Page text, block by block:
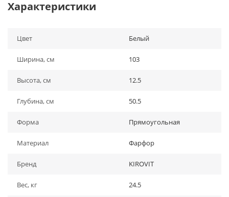
Характеристики
Цвет Белый
Ширина, см 103
Высота, см 12.5
Глубина, см 50.5
Форма Прямоугольная
Материал Фарфор
Бренд KIROVIT
Вес, кг 24.5